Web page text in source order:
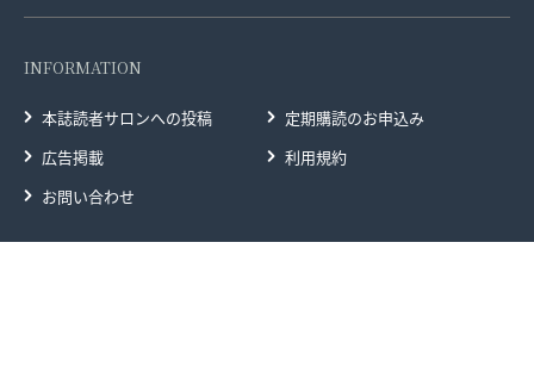
INFORMATION
本誌読者サロンへの投稿
定期購読のお申込み
広告掲載
利用規約
お問い合わせ